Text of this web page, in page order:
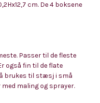
cm. De 4 boksene
Passer til de fleste
også fin til de flate
brukes til stæsj i små
maling og sprayer.